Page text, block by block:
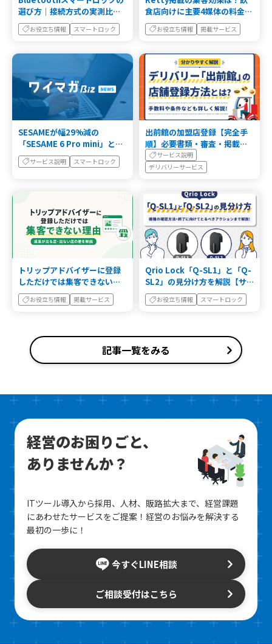
選び方｜接続方式の実測比較
と設定手順
お役立ち情報 スマートロック
食店向けに主要4媒体の料金・
送客力を比較
お役立ち情報 掲載サービス
SESAMEが幅29%減の
「SESAME 6 Pro mini」と引
き戸対応モデルを発表 ― 価格
は4,928円据え置き
サービス説明 スマートロック
出前館の加盟店登録【完全手
順】必要書類・審査・掲載ま
での日数
サービス説明
デリバリーサービス
トリップアドバイザーに登録
しただけでは集客できない理
由｜成果が出る店・出ない店
の差を解説
お役立ち情報 掲載サービス
Qrio Lock「Q-SL1」と「Q-
SL2」の見分け方を解説【サ
ービス終了機種の確認方法】
お役立ち情報 スマートロック
記事一覧をみる
経営のお困りごと、
ありませんか？
ITツール導入から採用、人材、販路拡大まで、経営課題
にあわせたサービスをご提案！ 経営のお悩みを解決する
最初の一歩に！
今すぐLINE相談
ご相談受付はこちら